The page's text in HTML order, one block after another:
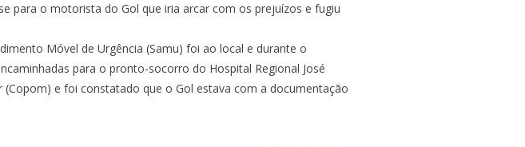
para o motorista do Gol que iria arcar com os prejuízos e fugiu
Móvel de Urgência (Samu) foi ao local e durante o
para o pronto-socorro do Hospital Regional José
(Copom) e foi constatado que o Gol estava com a documentação